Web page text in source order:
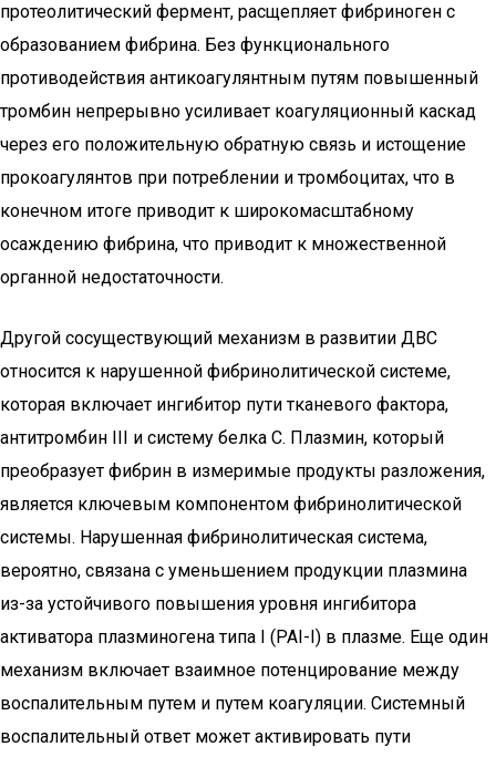
протеолитический фермент, расщепляет фибриноген с
образованием фибрина. Без функционального
противодействия антикоагулянтным путям повышенный
тромбин непрерывно усиливает коагуляционный каскад
через его положительную обратную связь и истощение
прокоагулянтов при потреблении и тромбоцитах, что в
конечном итоге приводит к широкомасштабному
осаждению фибрина, что приводит к множественной
органной недостаточности.
Другой сосуществующий механизм в развитии ДВС
относится к нарушенной фибринолитической системе,
которая включает ингибитор пути тканевого фактора,
антитромбин III и систему белка С. Плазмин, который
преобразует фибрин в измеримые продукты разложения,
является ключевым компонентом фибринолитической
системы. Нарушенная фибринолитическая система,
вероятно, связана с уменьшением продукции плазмина
из-за устойчивого повышения уровня ингибитора
активатора плазминогена типа I (PAI-I) в плазме. Еще один
механизм включает взаимное потенцирование между
воспалительным путем и путем коагуляции. Системный
воспалительный ответ может активировать пути